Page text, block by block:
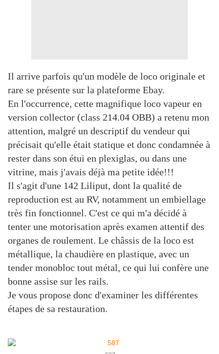
Il arrive parfois qu'un modèle de loco originale et
rare se présente sur la plateforme Ebay.
En l'occurrence, cette magnifique loco vapeur en
version collector (class 214.04 OBB) a retenu mon
attention, malgré un descriptif du vendeur qui
précisait qu'elle était statique et donc condamnée à
rester dans son étui en plexiglas, ou dans une
vitrine, mais j'avais déjà ma petite idée!!!
Il s'agit d'une 142 Liliput, dont la qualité de
reproduction est au RV, notamment un embiellage
très fin fonctionnel. C'est ce qui m'a décidé à
tenter une motorisation après examen attentif des
organes de roulement. Le châssis de la loco est
métallique, la chaudière en plastique, avec un
tender monobloc tout métal, ce qui lui confère une
bonne assise sur les rails.
Je vous propose donc d'examiner les différentes
étapes de sa restauration.